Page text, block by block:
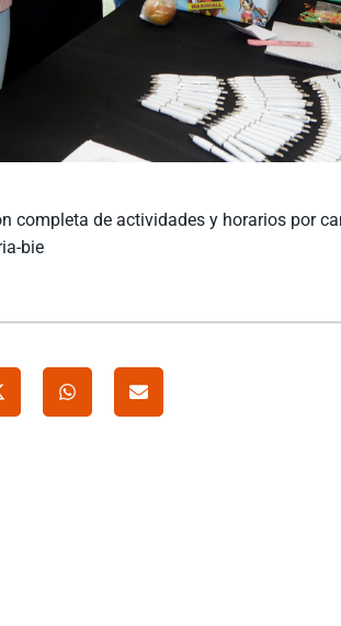
completa de actividades y horarios por
bie